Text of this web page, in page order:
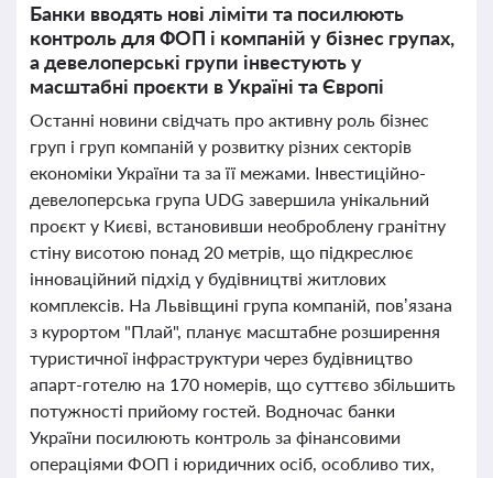
Банки вводять нові ліміти та посилюють
контроль для ФОП і компаній у бізнес групах,
а девелоперські групи інвестують у
масштабні проєкти в Україні та Європі
Останні новини свідчать про активну роль бізнес
груп і груп компаній у розвитку різних секторів
економіки України та за її межами. Інвестиційно-
девелоперська група UDG завершила унікальний
проєкт у Києві, встановивши необроблену гранітну
стіну висотою понад 20 метрів, що підкреслює
інноваційний підхід у будівництві житлових
комплексів. На Львівщині група компаній, пов’язана
з курортом "Плай", планує масштабне розширення
туристичної інфраструктури через будівництво
апарт-готелю на 170 номерів, що суттєво збільшить
потужності прийому гостей. Водночас банки
України посилюють контроль за фінансовими
операціями ФОП і юридичних осіб, особливо тих,